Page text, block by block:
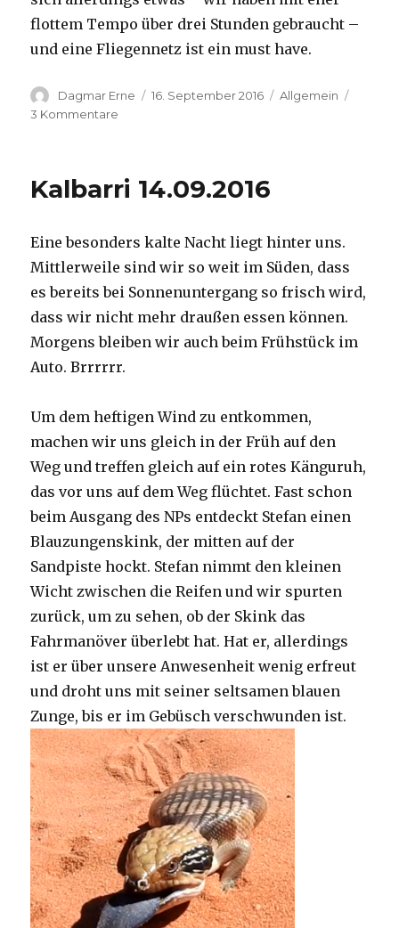
flottem Tempo über drei Stunden gebraucht –
und eine Fliegennetz ist ein must have.
Autor
Dagmar Erne
Veröffentlicht
16. September 2016 Kategorien
Allgemein
3 Kommentare
Kalbarri 14.09.2016
Eine besonders kalte Nacht liegt hinter uns.
Mittlerweile sind wir so weit im Süden, dass
es bereits bei Sonnenuntergang so frisch wird,
dass wir nicht mehr draußen essen können.
Morgens bleiben wir auch beim Frühstück im
Auto. Brrrrrr.
Um dem heftigen Wind zu entkommen,
machen wir uns gleich in der Früh auf den
Weg und treffen gleich auf ein rotes Känguruh,
das vor uns auf dem Weg flüchtet. Fast schon
beim Ausgang des NPs entdeckt Stefan einen
Blauzungenskink, der mitten auf der
Sandpiste hockt. Stefan nimmt den kleinen
Wicht zwischen die Reifen und wir spurten
zurück, um zu sehen, ob der Skink das
Fahrmanöver überlebt hat. Hat er, allerdings
ist er über unsere Anwesenheit wenig erfreut
und droht uns mit seiner seltsamen blauen
Zunge, bis er im Gebüsch verschwunden ist.